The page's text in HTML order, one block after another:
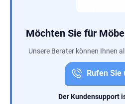
Möchten Sie für
Unsere Berater können Ihnen
Rufen Sie
Der Kundensupport